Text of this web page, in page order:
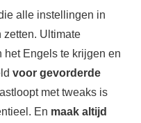
alle instellingen in
Ultimate
Engels te krijgen en
voor gevorderde
met tweaks is
En maak altijd